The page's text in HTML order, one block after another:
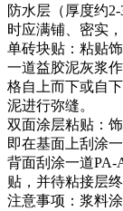
防水层（厚度约
时应满铺、密实
单砖块贴：粘贴
一道益胶泥灰浆
格自上而下或自
泥进行弥缝。
双面涂层粘贴：
即在基面上刮涂
背面刮涂一道PA-
贴，并待粘接层
注意事项：浆料